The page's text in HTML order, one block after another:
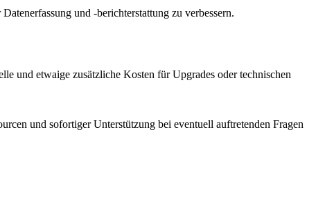
und -berichterstattung zu verbessern.
und etwaige zusätzliche Kosten für Upgrades oder technischen
und sofortiger Unterstützung bei eventuell auftretenden Fragen